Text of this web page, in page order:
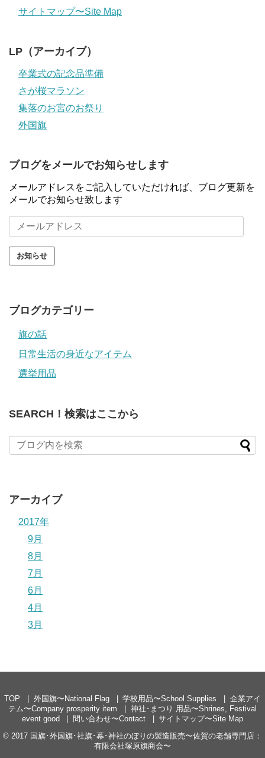
サイトマップ〜Site Map
LP（アーカイブ）
卒業式の記念品準備
さが桜マラソン
集落のお宮のお祭り
外国旗
ブログをメールでお知らせします
メールアドレスをご記入していただければ、ブログ更新を
メールでお知らせ致します
ー
ル
ア
ブログカテゴリー
旗の話
日常生活の身近なアイテム
選挙用品
SEARCH！検索はここから
アーカイブ
2017年
9月
8月
7月
6月
4月
3月
TOP 外国旗〜National Flag 学校用品〜School Supplies
企業アイ
テム〜Company prosperity item
神社･まつり 用品〜Shrines, Festival
event good
問い合わせ〜Contact
サイトマップ〜Site Map
© 2017 国旗･外国旗･社旗･幕･神社のぼりの製造販売〜佐賀の老舗専門店：
有限会社塚原旗商会〜